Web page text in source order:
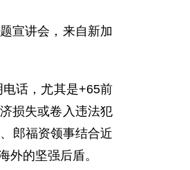
宣讲会，来自新加
话，尤其是+65前
损失或卷入违法犯
郎福资领事结合近
外的坚强后盾。